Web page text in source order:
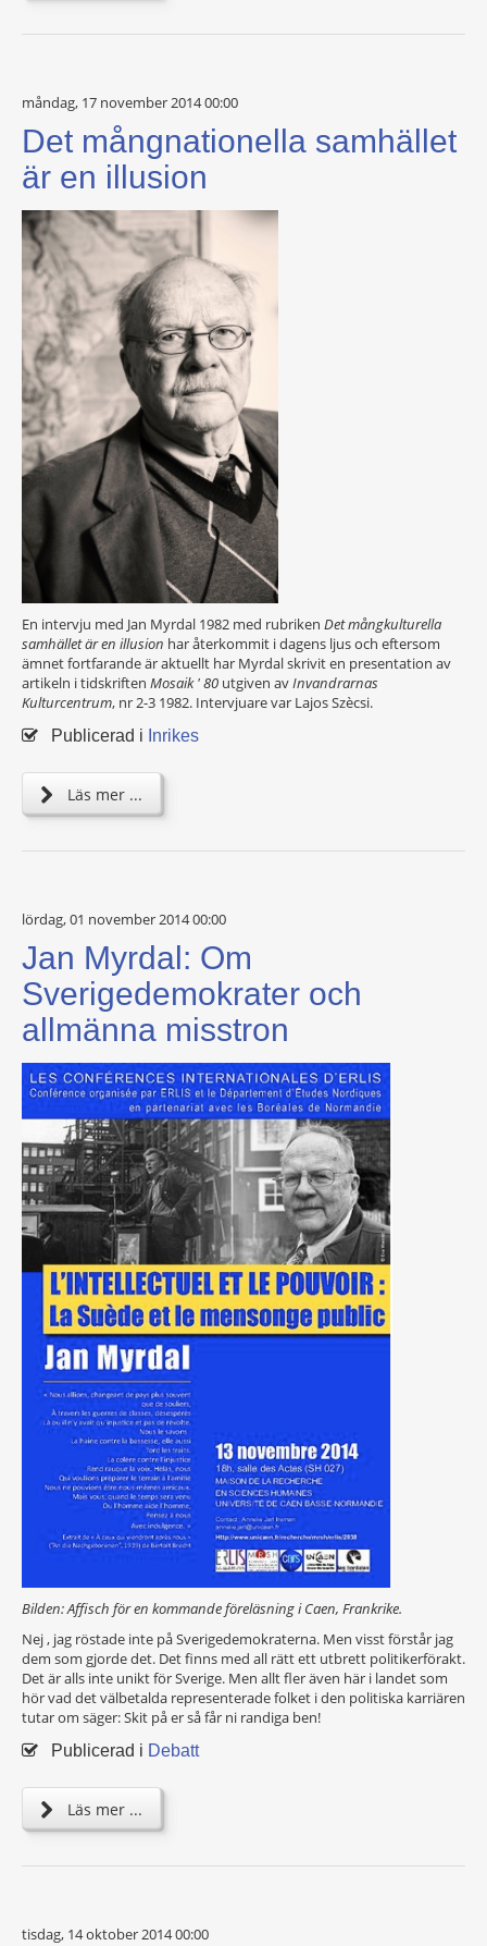
måndag, 17 november 2014 00:00
Det mångnationella samhället
är en illusion
En intervju med Jan Myrdal 1982 med rubriken Det mångkulturella
samhället är en illusion har återkommit i dagens ljus och eftersom
ämnet fortfarande är aktuellt har Myrdal skrivit en presentation av
artikeln i tidskriften Mosaik ' 80 utgiven avInvandrarnas
Kulturcentrum, nr 2-3 1982. Intervjuare var Lajos Szècsi.
Publicerad i Inrikes
Läs mer ...
lördag, 01 november 2014 00:00
Jan Myrdal: Om
Sverigedemokrater och
allmänna misstron
Bilden: Affisch för en kommande föreläsning i Caen, Frankrike.
Nej , jag röstade inte på Sverigedemokraterna. Men visst förstår jag
dem som gjorde det. Det finns med all rätt ett utbrett politikerförakt.
Det är alls inte unikt för Sverige. Men allt fler även här i landet som
hör vad det välbetalda representerade folket i den politiska karriären
tutar om säger: Skit på er så får ni randiga ben!
Publicerad i Debatt
Läs mer ...
tisdag, 14 oktober 2014 00:00